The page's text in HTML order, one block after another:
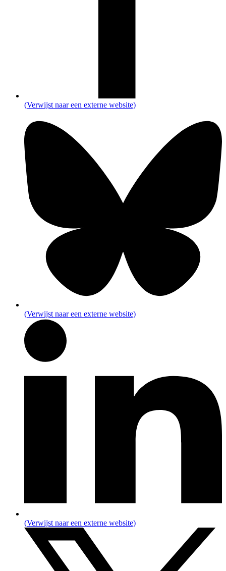
(Verwijst naar een externe website)
(Verwijst naar een externe website)
(Verwijst naar een externe website)